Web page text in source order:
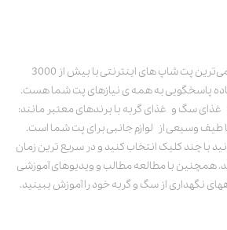
پت استور به عنوان یکی از قدیمی‌ترین پت شاپ های اینترنتی با بیش از 3000
پاسخگویی به همه ی نیازهای پت شما هست.
سگ و غذای گربه با برندهای معتبر مانند:
طیف وسیعی از لوازم جانبی برای پت شما است.
با چند کلیک انتخاب کنید و در سریع ترین زمان
همچنین با مطالعه مطالب و ویدیوهای آموزشی
نگهداری از سگ و گربه خود را آموزش ببینید.